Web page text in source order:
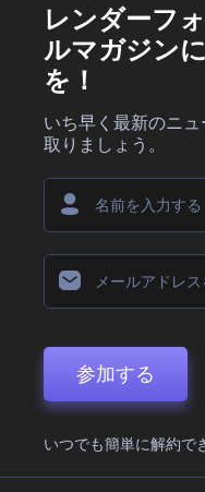
レンダーフ
ルマガジン
を！
いち早く最新のニ
取りましょう。
参加する
いつでも簡単に解約で